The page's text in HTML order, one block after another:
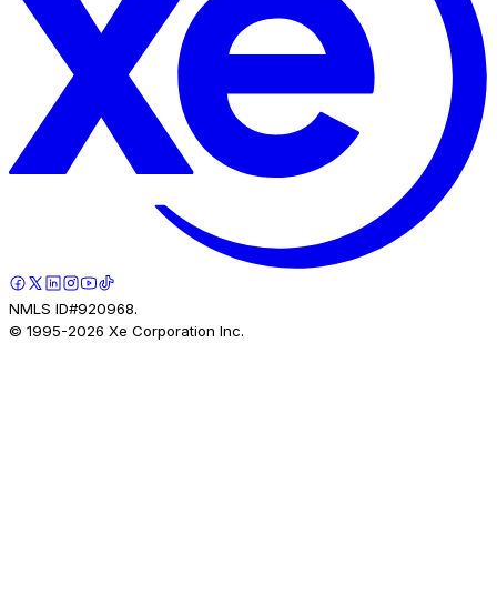
NMLS ID#920968.
© 1995-2026 Xe Corporation Inc.